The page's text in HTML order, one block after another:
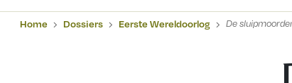
Home Dossiers Eerste Wereldoorlog De